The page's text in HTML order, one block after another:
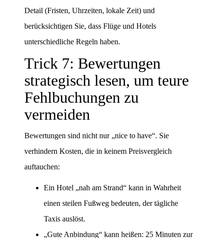
Detail (Fristen, Uhrzeiten, lokale Zeit) und
berücksichtigen Sie, dass Flüge und Hotels
unterschiedliche Regeln haben.
Trick 7: Bewertungen
strategisch lesen, um teure
Fehlbuchungen zu
vermeiden
Bewertungen sind nicht nur „nice to have“. Sie
verhindern Kosten, die in keinem Preisvergleich
auftauchen:
Ein Hotel „nah am Strand“ kann in Wahrheit
einen steilen Fußweg bedeuten, der tägliche
Taxis auslöst.
„Gute Anbindung“ kann heißen: 25 Minuten zur